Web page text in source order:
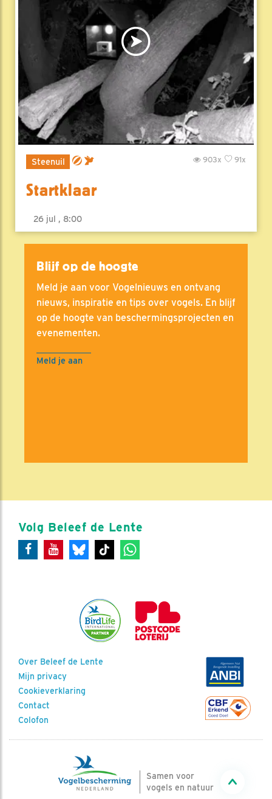
Steenuil 91x
903x
Startklaar
26 jul , 8:00
Blijf op de hoogte
Meld je aan voor Vogelnieuws en ontvang
nieuws, inspiratie en tips over vogels. En blijf
op de hoogte van beschermingsprojecten en
evenementen.
Meld je aan
Volg Beleef de Lente
Over Beleef de Lente
Mijn privacy
Cookieverklaring
Contact
Colofon
Samen voor
vogels en natuur